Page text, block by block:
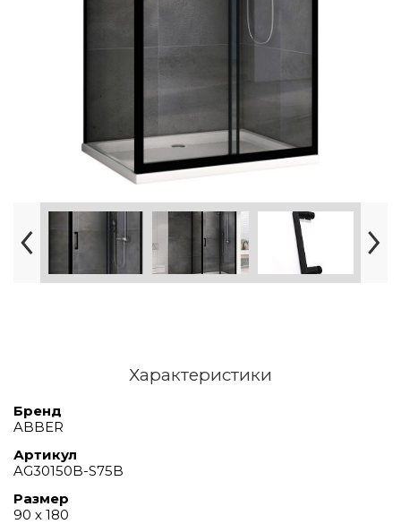
Характеристики
Бренд
ABBER
Артикул
AG30150B-S75B
Размер
90 х 180